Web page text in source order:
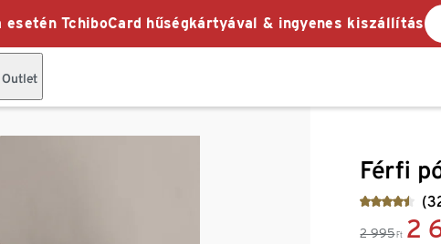
TchiboCard hűségkártyával & ingyenes kiszállítás
Outlet
Férfi
2 995 Ft 2